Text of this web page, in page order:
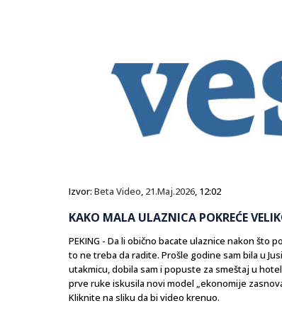
Izvor: Beta Video, 21.Maj.2026, 12:02
KAKO MALA ULAZNICA POKREĆE
PEKING - Da li obično bacate ulaznice nakon
to ne treba da radite. Prošle godine sam bila u
utakmicu, dobila sam i popuste za smeštaj u
prve ruke iskusila novi model „ekonomije
Kliknite na sliku da bi video krenuo.